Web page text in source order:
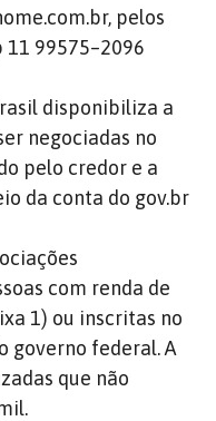
pelos
99575–2096
disponibiliza a
negociadas no
pelo credor e a
da conta do gov.br
com renda de
1) ou inscritas no
governo federal. A
que não